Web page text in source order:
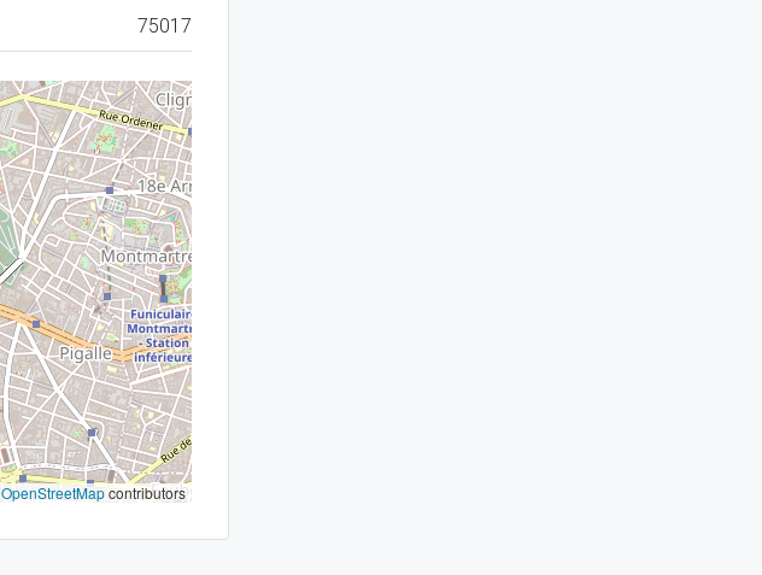
75017
OpenStreetMapcontributors